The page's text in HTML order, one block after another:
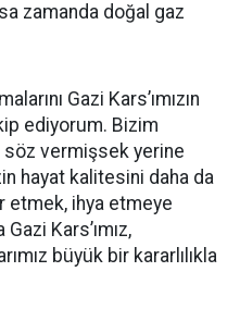
zamanda doğal gaz
Gazi Kars’ımızın
ediyorum. Bizim
söz vermişsek yerine
hayat kalitesini daha da
etmek, ihya etmeye
Kars’ımız,
büyük bir kararlılıkla